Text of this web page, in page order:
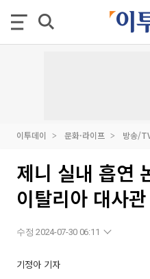
이투데이 문화·라이프 방송/
제니 실내 흡연
이탈리아 대사
수정 2024-07-30 06:11
기정아 기자